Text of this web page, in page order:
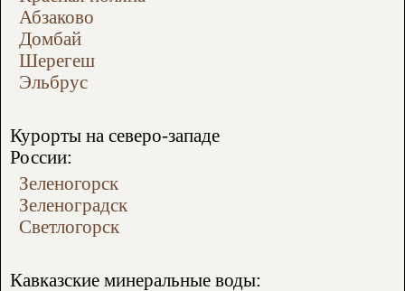
Абзаково
Домбай
Шерегеш
Эльбрус
Курорты на северо-западе
России:
Зеленогорск
Зеленоградск
Светлогорск
Кавказские минеральные воды: